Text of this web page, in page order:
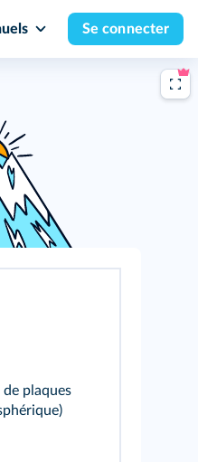
Se connecter
plaques